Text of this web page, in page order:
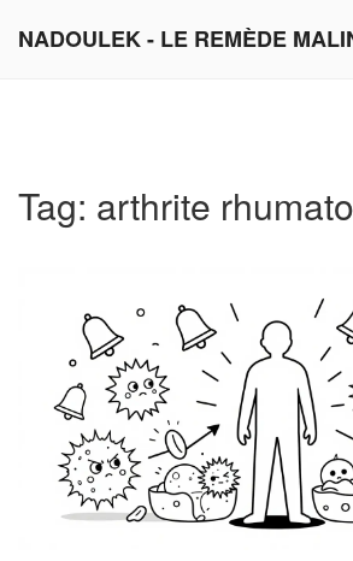
NADOULEK - LE REMÈDE
Tag: arthrite